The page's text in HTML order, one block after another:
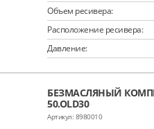
Объем ресивера:
Расположение ресивера:
Давление:
БЕЗМАСЛЯНЫЙ
50.OLD30
8980010